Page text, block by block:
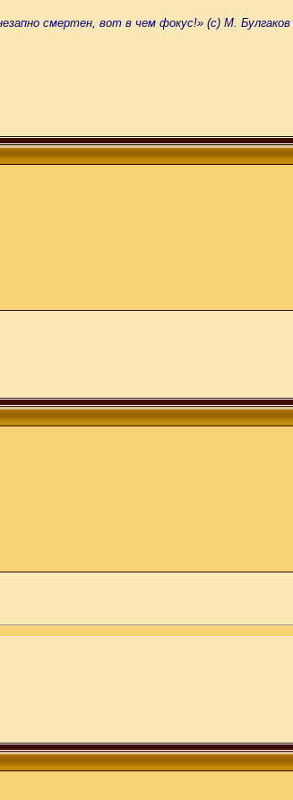
смертен, вот в чем фокус!» (с) М. Булгаков